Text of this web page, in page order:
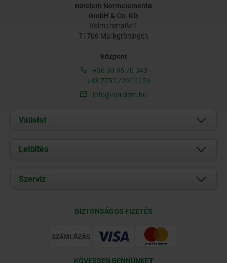
norelem Normelemente
GmbH & Co. KG
Volmarstraße 1
71706 Markgröningen
Központ
+36 30 96 70 340
+43 7752 / 2311123
info@norelem.hu
Vállalat
Rólunk
Kapcsolat
Letöltés
Documents
Szerviz
BIZTONSÁGOS FIZETÉS
KÖVESSEN BENNÜNKET